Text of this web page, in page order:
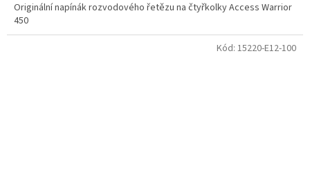
Originální napínák rozvodového řetězu na čtyřkolky Access Warrior
450
Kód: 15220-E12-100